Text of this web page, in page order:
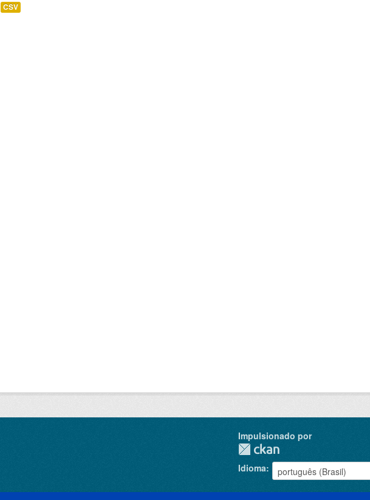
CSV
Impulsionado por
Idioma